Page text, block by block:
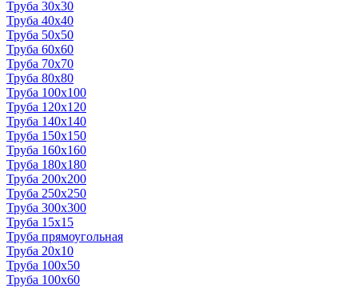
Труба 30x30
Труба 40x40
Труба 50x50
Труба 60x60
Труба 70x70
Труба 80x80
Труба 100x100
Труба 120x120
Труба 140x140
Труба 150x150
Труба 160x160
Труба 180x180
Труба 200x200
Труба 250x250
Труба 300x300
Труба 15x15
Труба прямоугольная
Труба 20x10
Труба 100x50
Труба 100x60